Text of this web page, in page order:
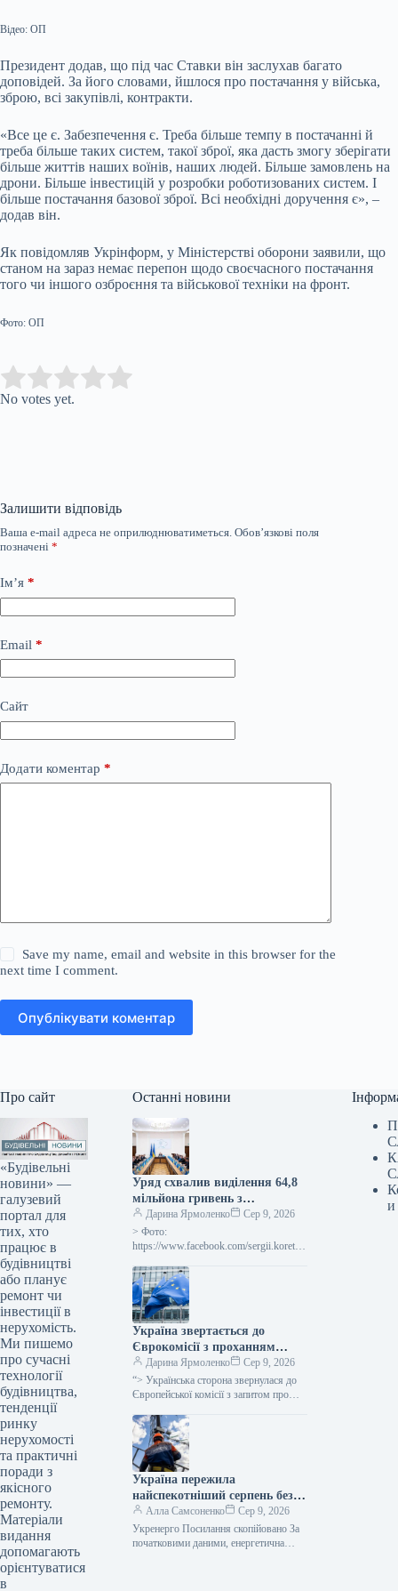
Відео: ОП
Президент додав, що під час Ставки він заслухав багато
доповідей. За його словами, йшлося про постачання у війська,
зброю, всі закупівлі, контракти.
«Все це є. Забезпечення є. Треба більше темпу в постачанні й
треба більше таких систем, такої зброї, яка дасть змогу зберігати
більше життів наших воїнів, наших людей. Більше замовлень на
дрони. Більше інвестицій у розробки роботизованих систем. І
більше постачання базової зброї. Всі необхідні доручення є», –
додав він.
Як повідомляв Укрінформ, у Міністерстві оборони заявили, що
станом на зараз немає перепон щодо своєчасного постачання
того чи іншого озброєння та військової техніки на фронт.
Фото: ОП
Rate this item:
No votes yet.
Залишити відповідь
Ваша e-mail адреса не оприлюднюватиметься. Обов’язкові поля
позначені *
Ім’я *
Email *
Сайт
Додати коментар *
Save my name, email and website in this browser for the
next time I comment.
Опублікувати коментар
Про сайт
«Будівельні
новини» —
галузевий
портал для
тих, хто
працює в
будівництві
або планує
ремонт чи
інвестиції в
нерухомість.
Ми пишемо
про сучасні
технології
будівництва,
тенденції
ринку
нерухомості
та практичні
поради з
якісного
ремонту.
Матеріали
видання
допомагають
орієнтуватися
в
Останні новини
Уряд схвалив виділення 64,8
мільйона гривень з
державного бюджету для
відновлювальних робіт та
подолання наслідків війни.
Дарина Ярмоленко
Сер 9, 2026
> Фото:
https://www.facebook.com/sergii.koretsk
виділення коштів, запланованих у
державному бюджеті на 2026 рік для
фінансування регіональної політики,
з…
Україна звертається до
Єврокомісії з проханням
надати 220 мільйонів євро для
допомоги
сільськогосподарським
заблоковані порти.
Дарина Ярмоленко
Сер 9, 2026
“> Українська сторона звернулася до
Європейської комісії з запитом про
безповоротної фінансової допомоги.
Ця…
Україна пережила
найспекотніший серпень без
відключень електроенергії –
заявив Шмигаль.
Алла Самсоненко
Сер 9, 2026
Укренерго Посилання скопійовано За
початковими даними, енергетична
и